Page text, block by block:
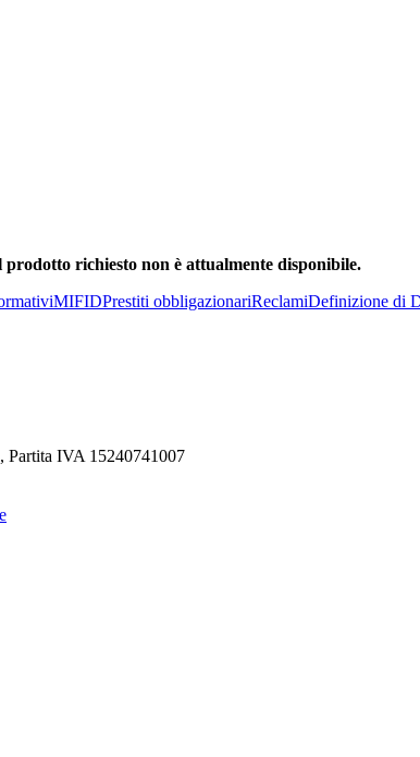
prodotto richiesto non è attualmente disponibile.
MIFIDPrestiti obbligazionariReclamiDefinizione di
Partita IVA 15240741007